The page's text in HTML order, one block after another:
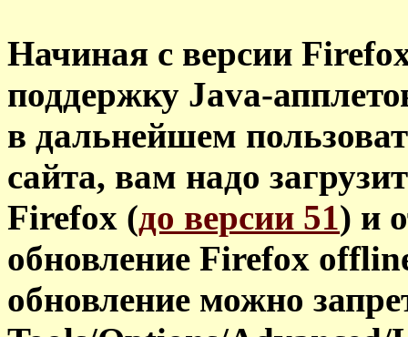
Начиная с версии
поддержку Java-
в дальнейшем
сайта, вам надо
Firefox (до версии 51) и
обновление Firefox
обновление можно